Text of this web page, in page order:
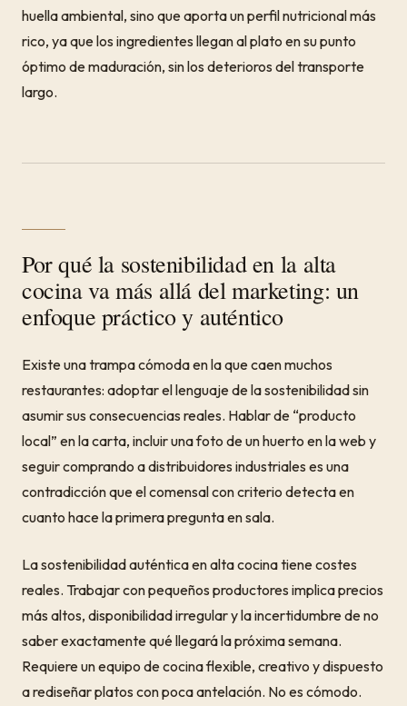
huella ambiental, sino que aporta un perfil nutricional más
rico, ya que los ingredientes llegan al plato en su punto
óptimo de maduración, sin los deterioros del transporte
largo.
Por qué la sostenibilidad en la alta
cocina va más allá del marketing: un
enfoque práctico y auténtico
Existe una trampa cómoda en la que caen muchos
restaurantes: adoptar el lenguaje de la sostenibilidad sin
asumir sus consecuencias reales. Hablar de “producto
local” en la carta, incluir una foto de un huerto en la web y
seguir comprando a distribuidores industriales es una
contradicción que el comensal con criterio detecta en
cuanto hace la primera pregunta en sala.
La sostenibilidad auténtica en alta cocina tiene costes
reales. Trabajar con pequeños productores implica precios
más altos, disponibilidad irregular y la incertidumbre de no
saber exactamente qué llegará la próxima semana.
Requiere un equipo de cocina flexible, creativo y dispuesto
a rediseñar platos con poca antelación. No es cómodo.